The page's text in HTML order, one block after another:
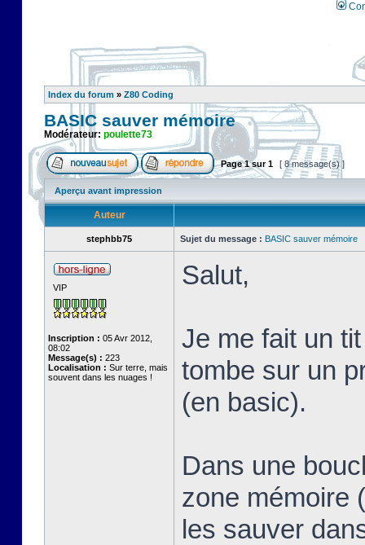
Index du forum » Z80 Coding
BASIC sauver mémoire
Modérateur: poulette73
Page1sur1 [ 8 message(s) ]
Aperçu avant impression
Auteur
stephbb75 Sujet du message : BASIC sauver mémoire
VIP
Inscription : 05 Avr 2012,
08:02
Message(s) : 223
Localisation : Sur terre, mais
souvent dans les nuages !
Salut,
Je me fait un
tombe sur un
(en basic).
Dans une
zone mémoire
les sauver